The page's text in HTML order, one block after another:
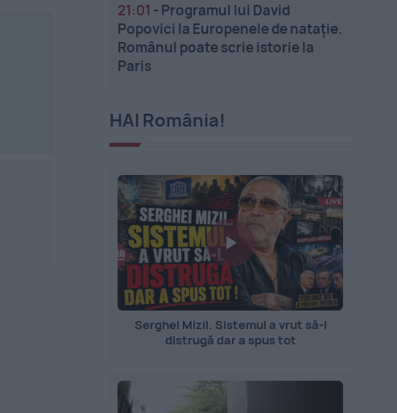
21:01 - Programul lui David
Popovici la Europenele de natație.
Românul poate scrie istorie la
Paris
HAI România!
Serghei Mizil. Sistemul a vrut să-l
distrugă dar a spus tot